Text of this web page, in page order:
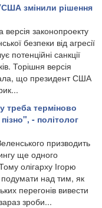
змінили рішення
законопроекту
безпеки від агресії
потенційні санкції
Торішня версія
що президент США
треба терміново
- політолог
призводить
ще одного
олігарху Ігорю
над тим, як
перегонів вивести
зроби...